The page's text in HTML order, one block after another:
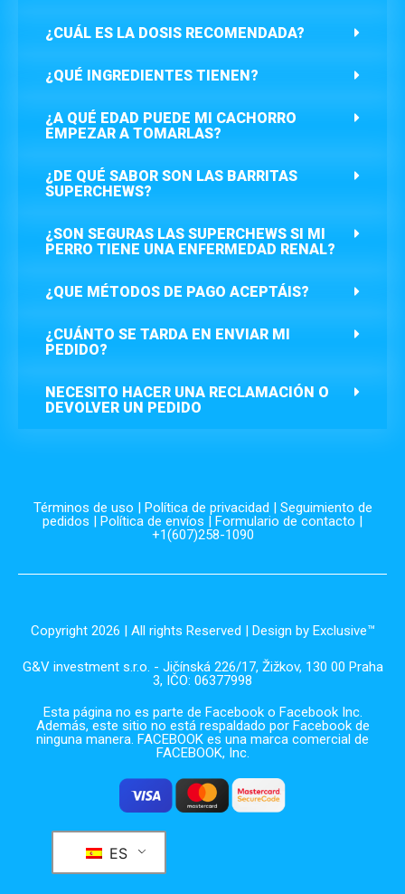
¿CUÁL ES LA DOSIS RECOMENDADA?
¿QUÉ INGREDIENTES TIENEN?
¿A QUÉ EDAD PUEDE MI CACHORRO
EMPEZAR A TOMARLAS?
¿DE QUÉ SABOR SON LAS BARRITAS
SUPERCHEWS?
¿SON SEGURAS LAS SUPERCHEWS SI MI
PERRO TIENE UNA ENFERMEDAD RENAL?
¿QUE MÉTODOS DE PAGO ACEPTÁIS?
¿CUÁNTO SE TARDA EN ENVIAR MI
PEDIDO?
NECESITO HACER UNA RECLAMACIÓN O
DEVOLVER UN PEDIDO
Términos de uso | Política de privacidad | Seguimiento de
pedidos | Política de envíos | Formulario de contacto |
+1(607)258-1090
Copyright 2026 | All rights Reserved | Design by Exclusive™️
G&V investment s.r.o. - Jičínská 226/17, Žižkov, 130 00 Praha
3, IČO: 06377998
Esta página no es parte de Facebook o Facebook Inc.
Además, este sitio no está respaldado por Facebook de
ninguna manera. FACEBOOK es una marca comercial de
FACEBOOK, Inc.
ES